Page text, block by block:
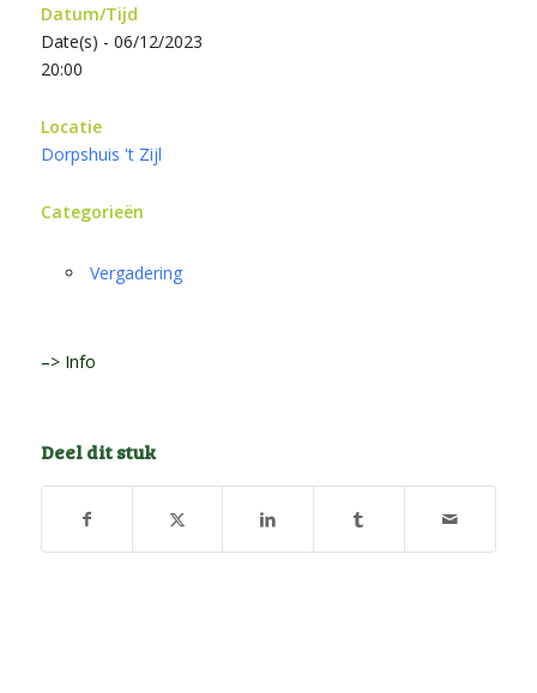
Datum/Tijd
Date(s) - 06/12/2023
20:00
Locatie
Dorpshuis 't Zijl
Categorieën
Vergadering
–> Info
Deel dit stuk